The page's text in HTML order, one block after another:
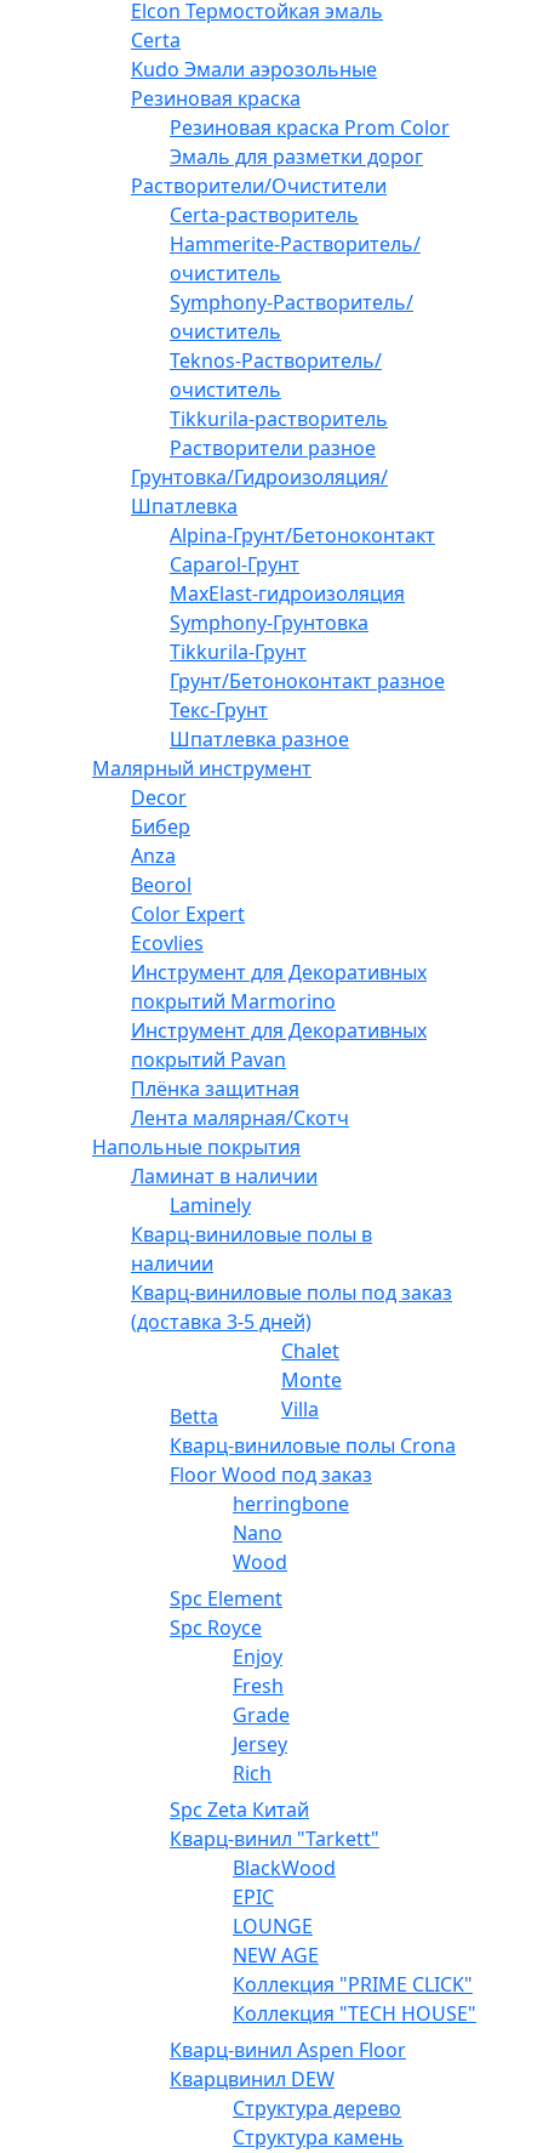
Elcon Термостойкая эмаль
Certa
Kudo Эмали аэрозольные
Резиновая краска
Резиновая краска Prom Color
Эмаль для разметки дорог
Растворители/Очистители
Certa-растворитель
Hammerite-Растворитель/
очиститель
Symphony-Растворитель/
очиститель
Teknos-Растворитель/
очиститель
Tikkurila-растворитель
Растворители разное
Грунтовка/Гидроизоляция/
Шпатлевка
Alpina-Грунт/Бетоноконтакт
Caparol-Грунт
MaxElast-гидроизоляция
Symphony-Грунтовка
Tikkurila-Грунт
Грунт/Бетоноконтакт разное
Текс-Грунт
Шпатлевка разное
Малярный инструмент
Decor
Бибер
Anza
Beorol
Color Expert
Ecovlies
Инструмент для Декоративных
покрытий Marmorino
Инструмент для Декоративных
покрытий Pavan
Плёнка защитная
Лента малярная/Скотч
Напольные покрытия
Ламинат в наличии
Laminely
Кварц-виниловые полы в
наличии
Кварц-виниловые полы под заказ
(доставка 3-5 дней)
Betta
Chalet
Monte
Villa
Кварц-виниловые полы Crona
Floor Wood под заказ
herringbone
Nano
Wood
Spc Element
Spc Royce
Enjoy
Fresh
Grade
Jersey
Rich
Spc Zeta Китай
Кварц-винил "Tarkett"
BlackWood
EPIC
LOUNGE
NEW AGE
Коллекция "PRIME CLICK"
Коллекция "TECH HOUSE"
Кварц-винил Aspen Floor
Кварцвинил DEW
Структура дерево
Структура камень